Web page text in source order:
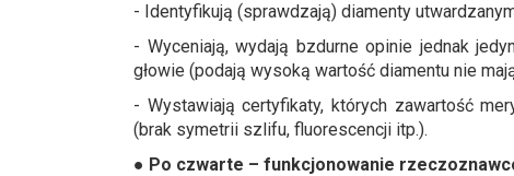
- Identyfikują (sprawdzają) diamenty
- Wyceniają, wydają bzdurne opinie jednak
głowie (podają wysoką wartość diamentu nie
- Wystawiają certyfikaty, których zawartość
(brak symetrii szlifu, fluorescencji itp.).
● Po czwarte – funkcjonowanie